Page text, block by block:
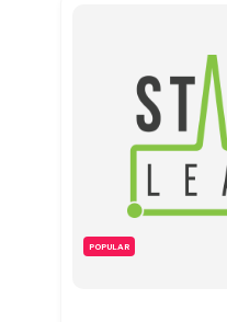
POPULAR